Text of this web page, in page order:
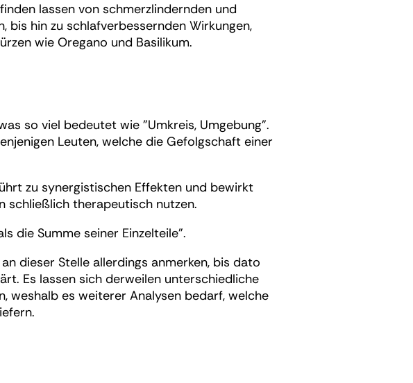
lassen von schmerzlindernden und
bis hin zu schlafverbessernden Wirkungen,
wie Oregano und Basilikum.
so viel bedeutet wie "Umkreis, Umgebung".
Leuten, welche die Gefolgschaft einer
zu synergistischen Effekten und bewirkt
schließlich therapeutisch nutzen.
die Summe seiner Einzelteile".
dieser Stelle allerdings anmerken, bis dato
Es lassen sich derweilen unterschiedliche
weshalb es weiterer Analysen bedarf, welche